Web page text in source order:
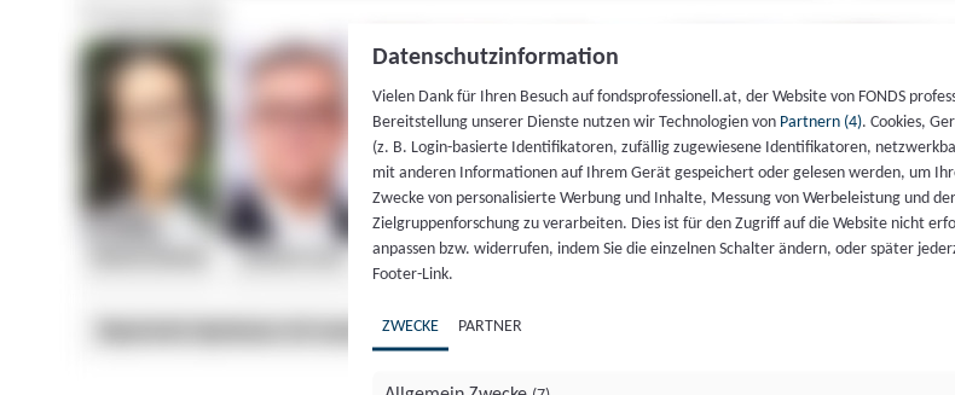
Datenschutzinformation
Vielen Dank für Ihren Besuch auf fondsprofessionell.at, der Website von FONDS
Bereitstellung unserer Dienste nutzen wir Technologien von Partnern (4). Cookies,
(z. B. Login-basierte Identifikatoren, zufällig zugewiesene Identifikatoren,
mit anderen Informationen auf Ihrem Gerät gespeichert oder gelesen werden, um
Zwecke von personalisierte Werbung und Inhalte, Messung von Werbeleistung und
Zielgruppenforschung zu verarbeiten. Dies ist für den Zugriff auf die Website nicht
anpassen bzw. widerrufen, indem Sie die einzelnen Schalter ändern, oder später
Footer-Link.
ZWECKE PARTNER